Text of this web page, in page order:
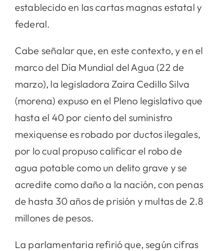
establecido en las cartas magnas estatal y
federal.
Cabe señalar que, en este contexto, y en el
marco del Día Mundial del Agua (22 de
marzo), la legisladora Zaira Cedillo Silva
(morena) expuso en el Pleno legislativo que
hasta el 40 por ciento del suministro
mexiquense es robado por ductos ilegales,
por lo cual propuso calificar el robo de
agua potable como un delito grave y se
acredite como daño a la nación, con penas
de hasta 30 años de prisión y multas de 2.8
millones de pesos.
La parlamentaria refirió que, según cifras